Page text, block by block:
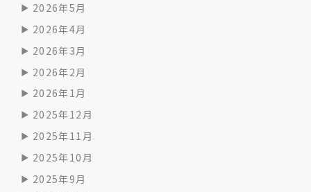
2026年5月
2026年4月
2026年3月
2026年2月
2026年1月
2025年12月
2025年11月
2025年10月
2025年9月